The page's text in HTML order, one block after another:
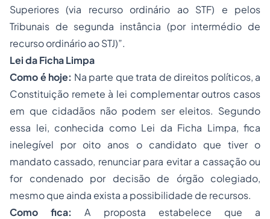
Superiores (via recurso ordinário ao STF) e pelos
Tribunais de segunda instância (por intermédio de
recurso ordinário ao STJ)”.
Lei da Ficha Limpa
Como é hoje: Na parte que trata de direitos políticos, a
Constituição remete à lei complementar outros casos
em que cidadãos não podem ser eleitos. Segundo
essa lei, conhecida como Lei da Ficha Limpa, fica
inelegível por oito anos o candidato que tiver o
mandato cassado, renunciar para evitar a cassação ou
for condenado por decisão de órgão colegiado,
mesmo que ainda exista a possibilidade de recursos.
Como fica:A proposta estabelece que a